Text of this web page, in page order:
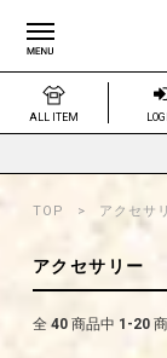
ALL ITEM
TOP アクセサ
アクセサリー
全40 商品中 1-20